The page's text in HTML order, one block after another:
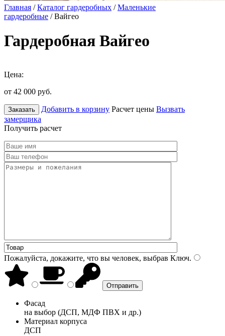
Главная /Каталог гардеробных /Маленькие
гардеробные / Вайгео
Гардеробная Вайгео
Цена:
от 42 000 руб.
Заказать Добавить в корзину Расчет цены Вызвать
замерщика
Получить расчет
Пожалуйста, докажите, что вы человек, выбрав Ключ.
Фасад
на выбор (ДСП, МДФ ПВХ и др.)
Материал корпуса
ДСП